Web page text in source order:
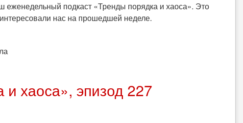
подкаст «Тренды порядка и хаоса». Это
нас на прошедшей неделе.
хаоса», эпизод 227